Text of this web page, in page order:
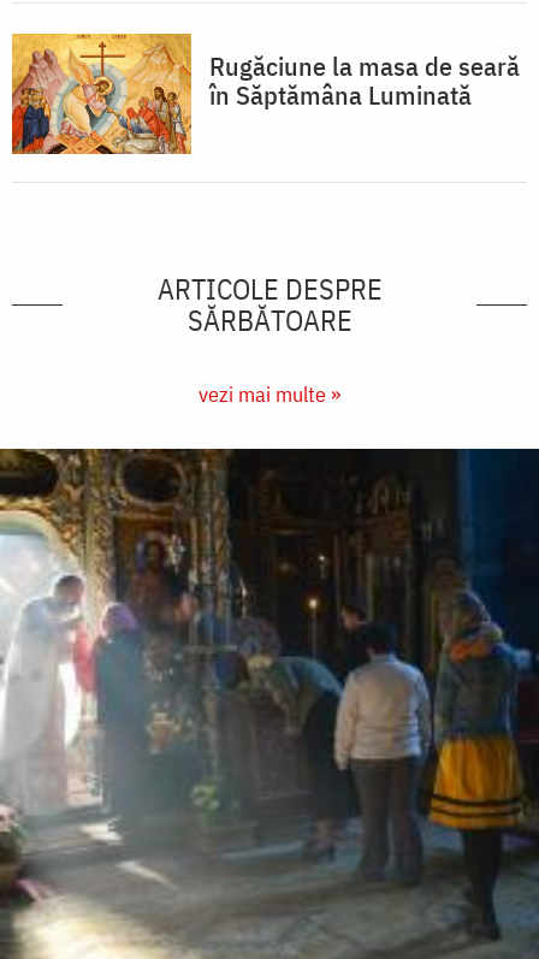
Rugăciune la masa de seară
în Săptămâna Luminată
ARTICOLE DESPRE
SĂRBĂTOARE
vezi mai multe »